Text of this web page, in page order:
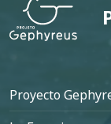
Pie de
Proyecto